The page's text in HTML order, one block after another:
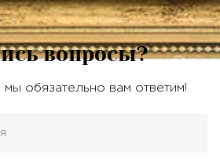
вопросы?
обязательно вам ответим!